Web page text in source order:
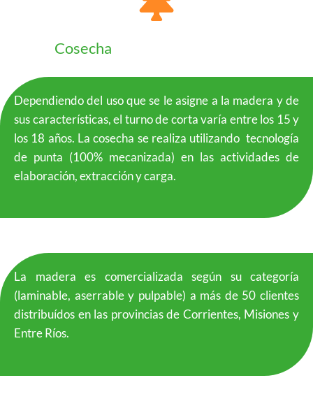
Cosecha
Dependiendo del uso que se le asigne a la madera y de
sus características, el turno de corta varía entre los 15 y
los 18 años. La cosecha se realiza utilizando tecnología
de punta (100% mecanizada) en las actividades de
elaboración, extracción y carga.
La madera es comercializada según su categoría
(laminable, aserrable y pulpable) a más de 50 clientes
distribuídos en las provincias de Corrientes, Misiones y
Entre Ríos.